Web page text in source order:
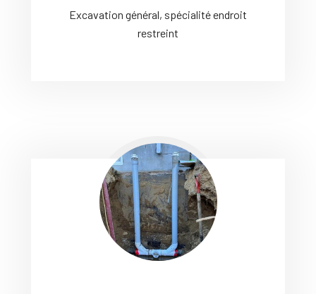
Excavation général, spécialité endroit
restreint